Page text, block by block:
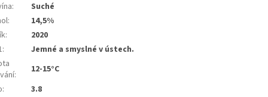
:
Suché
:
14,5%
:
2020
:
Jemné a smyslné v ústech.
:
12-15°C
: 3.8